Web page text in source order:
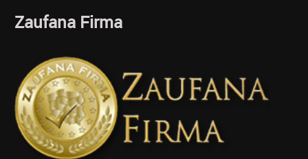
Zaufana Firma